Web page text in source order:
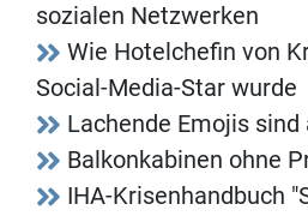
sozialen Netzwerken
Wie Hotelchefin von
Social-Media-Star wurde
Lachende Emojis
Balkonkabinen ohne
IHA-Krisenhandbuch